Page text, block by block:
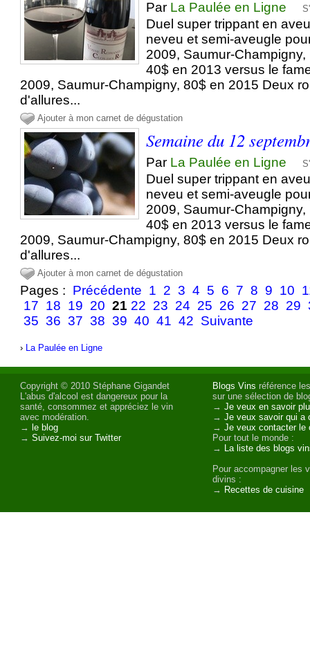
Par La Paulée en Ligne
Duel super trippant en
neveu et semi-aveugle
2009, Saumur-
40$ en 2013 versus le
2009, Saumur-Champigny, 80$ en 2015 Deux
d'allures...
Ajouter à mon carnet de dégustation
Semaine du 12
Par La Paulée en Ligne
Duel super trippant en
neveu et semi-aveugle
2009, Saumur-
40$ en 2013 versus le
2009, Saumur-Champigny, 80$ en 2015 Deux
d'allures...
Ajouter à mon carnet de dégustation
Pages : Précédente 1 2 3 4 5 6 7 8 9 10
17 18 19 20 21 22 23 24 25 26 27 28 29
35 36 37 38 39 40 41 42 Suivante
› La Paulée en Ligne
Copyright © 2010 Stéphane Gigandet
L'abus d'alcool est dangereux pour la
santé, consommez et appréciez le vin
avec modération.
→ le blog
→Suivez-moi sur Twitter
Blogs Vins référence
sur une sélection de
→Je veux en savoir
→Je veux savoir qui a
→Je veux contacter le
Pour tout le monde :
→ La liste des blogs
Pour accompagner les
divins :
→ Recettes de cuisine